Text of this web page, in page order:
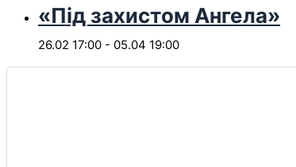
«Під захистом Ангела»
26.02 17:00 - 05.04 19:00